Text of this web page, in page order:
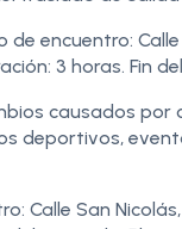
encuentro:
3 horas. Fin
causados por
deportivos,
Calle San